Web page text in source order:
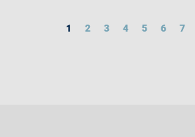
1 2 3 4 5 6 7